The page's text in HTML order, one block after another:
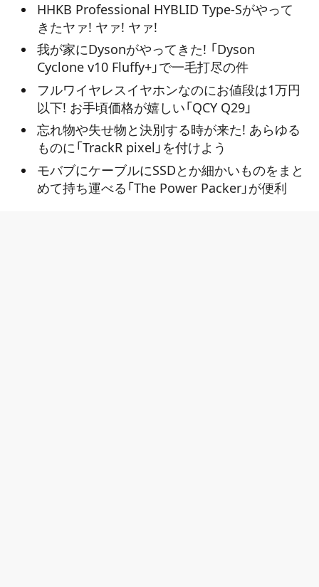
HHKB Professional HYBLID Type-Sがやって
きたヤァ! ヤァ! ヤァ!
我が家にDysonがやってきた! 「Dyson
Cyclone v10 Fluffy+」で一毛打尽の件
フルワイヤレスイヤホンなのにお値段は1万円
以下! お手頃価格が嬉しい「QCY Q29」
忘れ物や失せ物と決別する時が来た! あらゆる
ものに「TrackR pixel」を付けよう
モバブにケーブルにSSDとか細かいものをまと
めて持ち運べる「The Power Packer」が便利